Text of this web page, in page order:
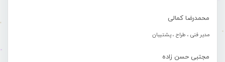
محمدرضا کمالی
مدیر فنی ، طراح ، پشتیبان
مجتبی حسن زاده